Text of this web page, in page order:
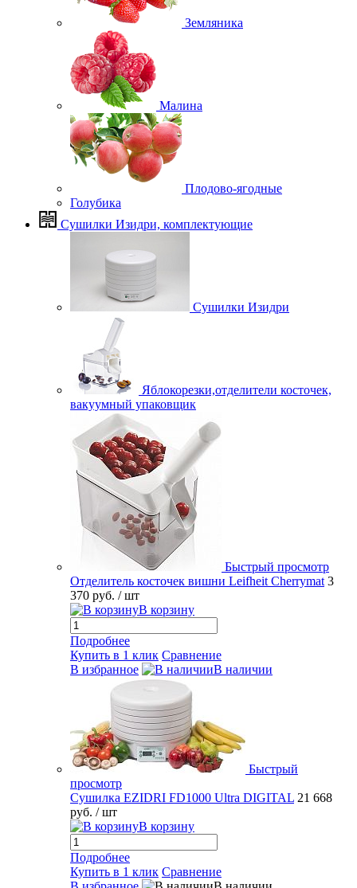
Земляника
Малина
Плодово-ягодные
Голубика
Сушилки Изидри, комплектующие
Сушилки Изидри
Яблокорезки,отделители косточек,
вакуумный упаковщик
Быстрый просмотр
Отделитель косточек вишни Leifheit Cherrymat 3
370 руб. / шт
В корзину
Подробнее
Купить в 1 клик Сравнение
В избранное
В наличии
Быстрый
просмотр
Сушилка EZIDRI FD1000 Ultra DIGITAL 21 668
руб. / шт
В корзину
Подробнее
Купить в 1 клик Сравнение